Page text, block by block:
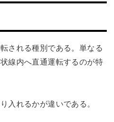
される種別である。単なる
線内へ直通運転するのが特
入れるかが違いである。